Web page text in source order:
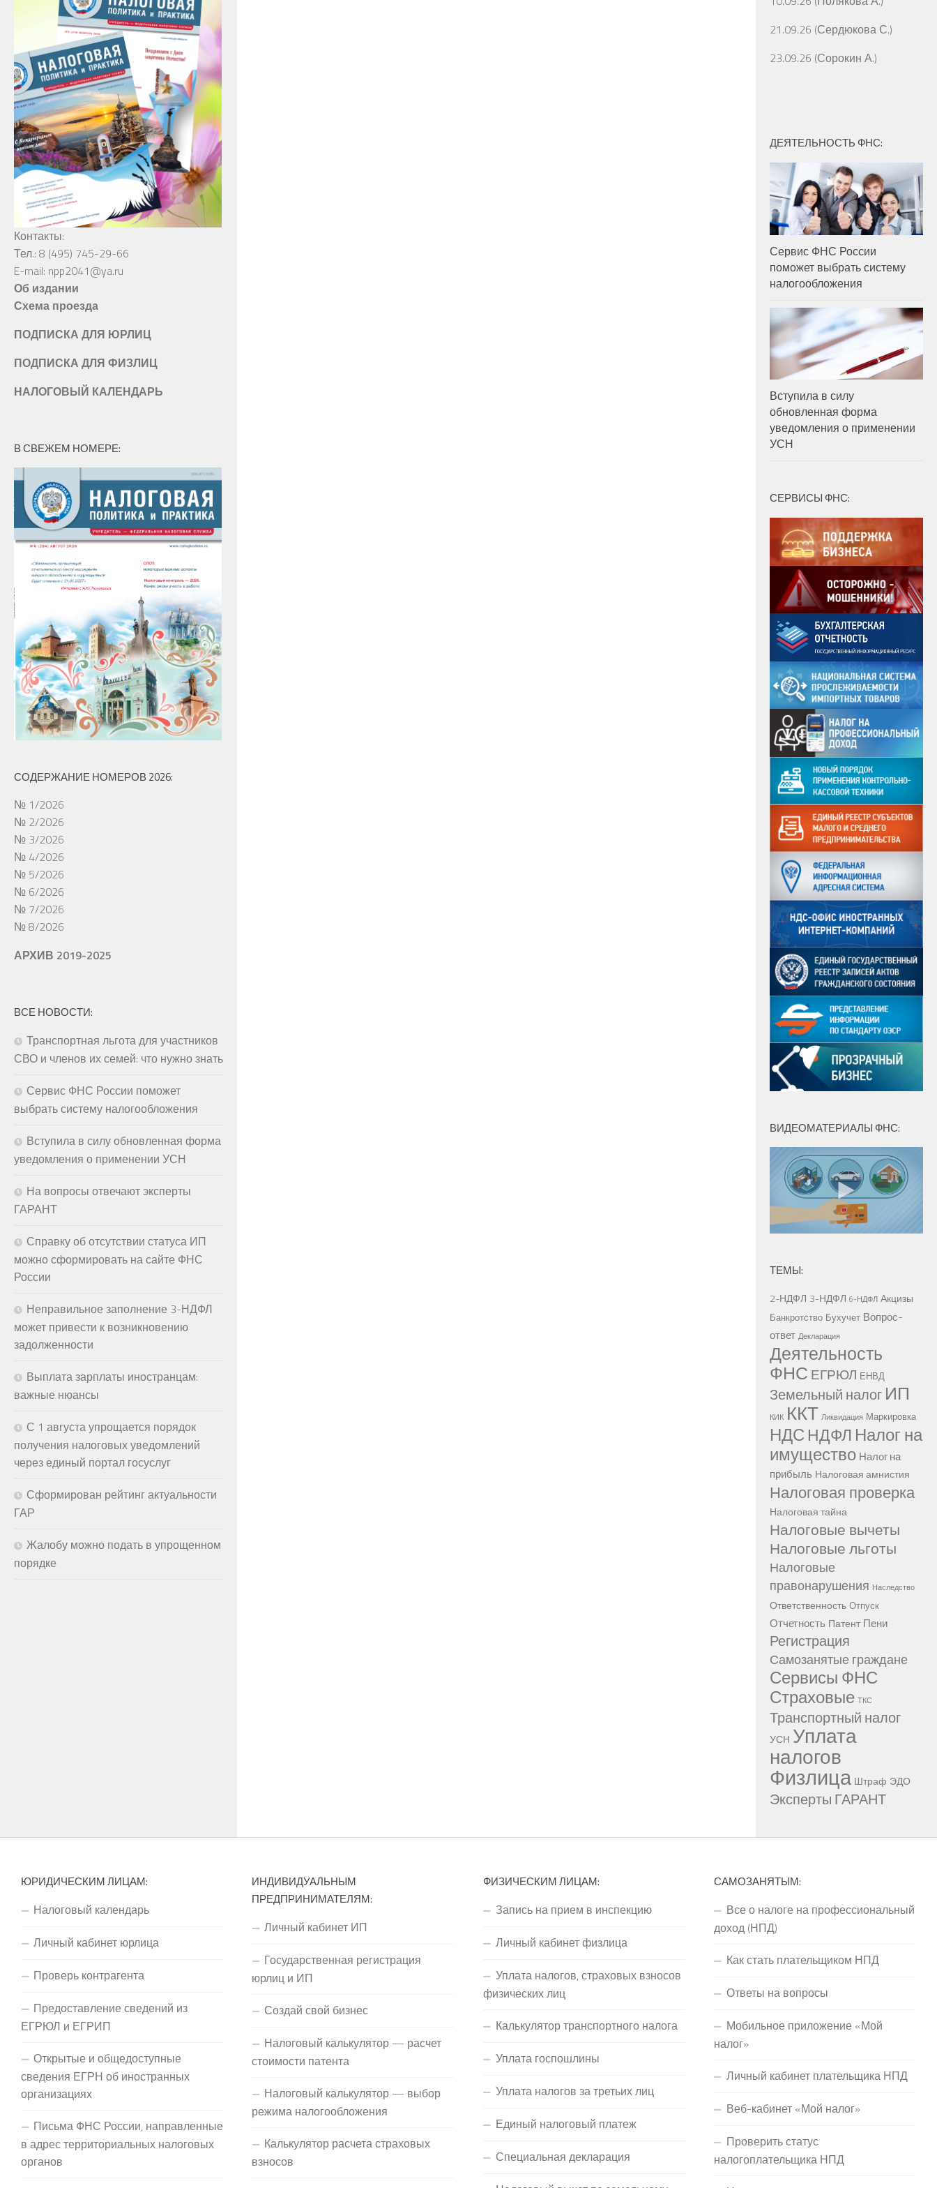
Контакты:
Тел.: 8 (495) 745-29-66
E-mail: npp2041@ya.ru
Об издании
Схема проезда
ПОДПИСКА ДЛЯ ЮРЛИЦ
ПОДПИСКА ДЛЯ ФИЗЛИЦ
НАЛОГОВЫЙ КАЛЕНДАРЬ
В СВЕЖЕМ НОМЕРЕ:
СОДЕРЖАНИЕ НОМЕРОВ 2026:
№ 1/2026
№ 2/2026
№ 3/2026
№ 4/2026
№ 5/2026
№ 6/2026
№ 7/2026
№ 8/2026
АРХИВ 2019-2025
ВСЕ НОВОСТИ:
Транспортная льгота для участников
СВО и членов их семей: что нужно знать
Сервис ФНС России поможет
выбрать систему налогообложения
Вступила в силу обновленная форма
уведомления о применении УСН
На вопросы отвечают эксперты
ГАРАНТ
Справку об отсутствии статуса ИП
можно сформировать на сайте ФНС
России
Неправильное заполнение 3-НДФЛ
может привести к возникновению
задолженности
Выплата зарплаты иностранцам:
важные нюансы
С 1 августа упрощается порядок
получения налоговых уведомлений
через единый портал госуслуг
Сформирован рейтинг актуальности
ГАР
Жалобу можно подать в упрощенном
порядке
21.09.26 (Сердюкова С.)
23.09.26 (Сорокин А.)
ДЕЯТЕЛЬНОСТЬ ФНС:
Сервис ФНС России
поможет выбрать систему
налогообложения
Вступила в силу
обновленная форма
уведомления о применении
УСН
СЕРВИСЫ ФНС:
ВИДЕОМАТЕРИАЛЫ ФНС:
ТЕМЫ:
2-НДФЛ 3-НДФЛ 6-НДФЛ Акцизы
Банкротство Бухучет Вопрос-
ответ Декларация
Деятельность
ФНС ЕГРЮЛ ЕНВД
Земельный налог ИП
КИК ККТ Ликвидация Маркировка
НДС НДФЛ Налог на
имущество Налог на
прибыль Налоговая амнистия
Налоговая проверка
Налоговая тайна
Налоговые вычеты
Налоговые льготы
Налоговые
правонарушения Наследство
Ответственность Отпуск
Отчетность Патент Пени
Регистрация
Самозанятые граждане
Сервисы ФНС
Страховые ТКС
Транспортный налог
УСН Уплата
налогов
Физлица Штраф ЭДО
Эксперты ГАРАНТ
ЮРИДИЧЕСКИМ ЛИЦАМ:
Налоговый календарь
Личный кабинет юрлица
Проверь контрагента
Предоставление сведений из
ЕГРЮЛ и ЕГРИП
Открытые и общедоступные
сведения ЕГРН об иностранных
организациях
Письма ФНС России, направленные
в адрес территориальных налоговых
органов
ИНДИВИДУАЛЬНЫМ
ПРЕДПРИНИМАТЕЛЯМ:
Личный кабинет ИП
Государственная регистрация
юрлиц и ИП
Создай свой бизнес
Налоговый калькулятор — расчет
стоимости патента
Налоговый калькулятор — выбор
режима налогообложения
Калькулятор расчета страховых
взносов
ФИЗИЧЕСКИМ ЛИЦАМ:
Запись на прием в инспекцию
Личный кабинет физлица
Уплата налогов, страховых взносов
физических лиц
Калькулятор транспортного налога
Уплата госпошлины
Уплата налогов за третьих лиц
Единый налоговый платеж
Специальная декларация
САМОЗАНЯТЫМ:
Все о налоге на профессиональный
доход (НПД)
Как стать плательщиком НПД
Ответы на вопросы
Мобильное приложение «Мой
налог»
Личный кабинет плательщика НПД
Веб-кабинет «Мой налог»
Проверить статус
налогоплательщика НПД